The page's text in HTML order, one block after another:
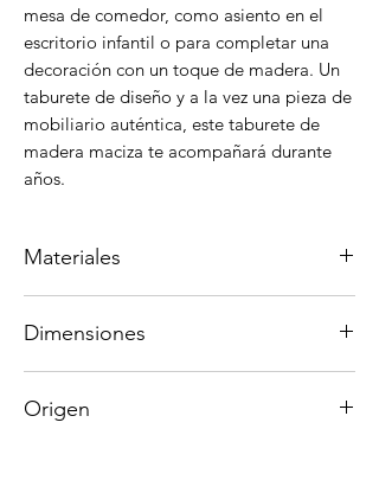
mesa de comedor, como asiento en el
escritorio infantil o para completar una
decoración con un toque de madera. Un
taburete de diseño y a la vez una pieza de
mobiliario auténtica, este taburete de
madera maciza te acompañará durante
años.
Materiales
termotratada
amarillo cálido a rojo claro. Es una
Dimensiones
Ancho 33 cm
Origen